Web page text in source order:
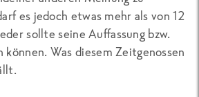
es jedoch etwas mehr als von 12
sollte seine Auffassung bzw.
können. Was diesem Zeitgenossen